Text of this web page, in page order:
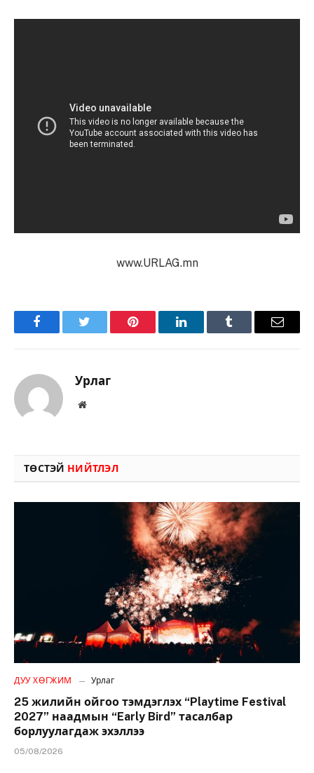
www.URLAG.mn
FacebookTwitter Pinterest LinkedInTumblr Имэйл
Урлаг
Вэбсайт
ТӨСТЭЙ НИЙТЛЭЛ
ДУУ ХӨГЖИМ Урлаг
25 жилийн ойгоо тэмдэглэх “Playtime Festival
2027” наадмын “Early Bird” тасалбар
борлуулагдаж эхэллээ
05/08/2026